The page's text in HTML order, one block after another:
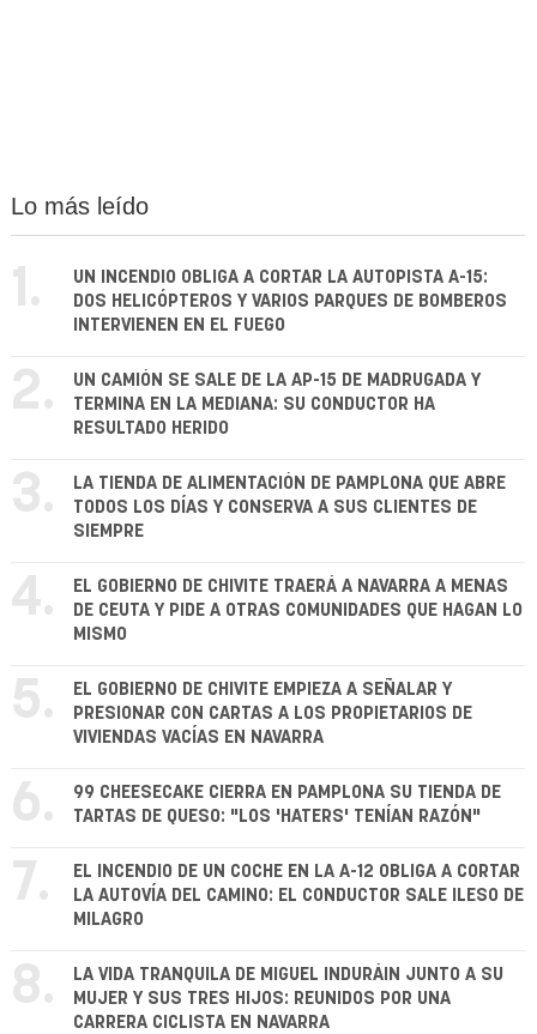
Lo más leído
1.
UN INCENDIO OBLIGA A CORTAR LA AUTOPISTA A-15:
DOS HELICÓPTEROS Y VARIOS PARQUES DE BOMBEROS
INTERVIENEN EN EL FUEGO
2.
UN CAMIÓN SE SALE DE LA AP-15 DE MADRUGADA Y
TERMINA EN LA MEDIANA: SU CONDUCTOR HA
RESULTADO HERIDO
3.
LA TIENDA DE ALIMENTACIÓN DE PAMPLONA QUE ABRE
TODOS LOS DÍAS Y CONSERVA A SUS CLIENTES DE
SIEMPRE
4.
EL GOBIERNO DE CHIVITE TRAERÁ A NAVARRA A MENAS
DE CEUTA Y PIDE A OTRAS COMUNIDADES QUE HAGAN LO
MISMO
5.
EL GOBIERNO DE CHIVITE EMPIEZA A SEÑALAR Y
PRESIONAR CON CARTAS A LOS PROPIETARIOS DE
VIVIENDAS VACÍAS EN NAVARRA
6.
99 CHEESECAKE CIERRA EN PAMPLONA SU TIENDA DE
TARTAS DE QUESO: "LOS 'HATERS' TENÍAN RAZÓN"
7.
EL INCENDIO DE UN COCHE EN LA A-12 OBLIGA A CORTAR
LA AUTOVÍA DEL CAMINO: EL CONDUCTOR SALE ILESO DE
MILAGRO
8.
LA VIDA TRANQUILA DE MIGUEL INDURÁIN JUNTO A SU
MUJER Y SUS TRES HIJOS: REUNIDOS POR UNA
CARRERA CICLISTA EN NAVARRA